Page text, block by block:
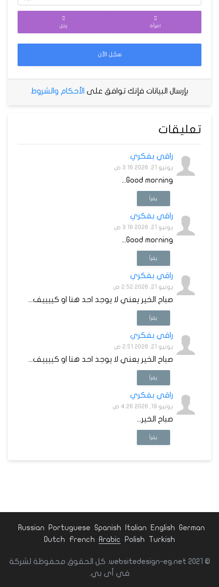
امرأة رجل
سجّل الآن
بإرسال البيانات فإنك توافق على الأحكام والشروط
تعليقات
راقي بفكري
يونيو 21, 2026 3:16 ص
Good morning...
يقرأ
راقي بفكري
يونيو 21, 2026 3:16 ص
Good morning...
يقرأ
راقي بفكري
يونيو 21, 2026 2:52 ص
صباح الخير يعني لا يوجد احد هنا او كييييف...
يقرأ
راقي بفكري
يونيو 21, 2026 2:51 ص
صباح الخير يعني لا يوجد احد هنا او كييييف...
يقرأ
راقي بفكري
يونيو 19, 2026 4:26 ص
صباح الخير...
يقرأ
German
English
Italian
Spanish
Portuguese
Russian
Turkish
Polish
Arabic
French
Dutch
© websitedesign-eg.net 2021. كل الحقوق محفوظة لشركة
في أى بي.